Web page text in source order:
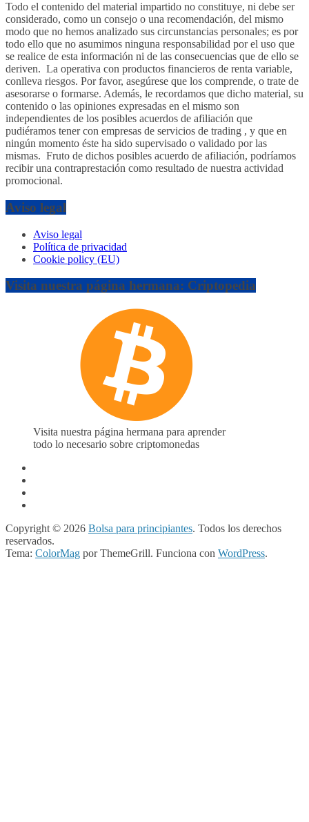
Todo el contenido del material impartido no constituye, ni debe ser
considerado, como un consejo o una recomendación, del mismo
modo que no hemos analizado sus circunstancias personales; es por
todo ello que no asumimos ninguna responsabilidad por el uso que
se realice de esta información ni de las consecuencias que de ello se
deriven. La operativa con productos financieros de renta variable,
conlleva riesgos. Por favor, asegúrese que los comprende, o trate de
asesorarse o formarse. Además, le recordamos que dicho material, su
contenido o las opiniones expresadas en el mismo son
independientes de los posibles acuerdos de afiliación que
pudiéramos tener con empresas de servicios de trading , y que en
ningún momento éste ha sido supervisado o validado por las
mismas. Fruto de dichos posibles acuerdo de afiliación, podríamos
recibir una contraprestación como resultado de nuestra actividad
promocional.
Aviso legal
Aviso legal
Política de privacidad
Cookie policy (EU)
Visita nuestra página hermana: Criptopedia
Visita nuestra página hermana para aprender
todo lo necesario sobre criptomonedas
Copyright © 2026 Bolsa para principiantes. Todos los derechos
reservados.
Tema: ColorMag por ThemeGrill. Funciona con WordPress.